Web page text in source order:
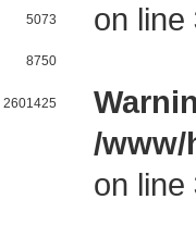
5073
8750
2601425
on line
/www/
on line